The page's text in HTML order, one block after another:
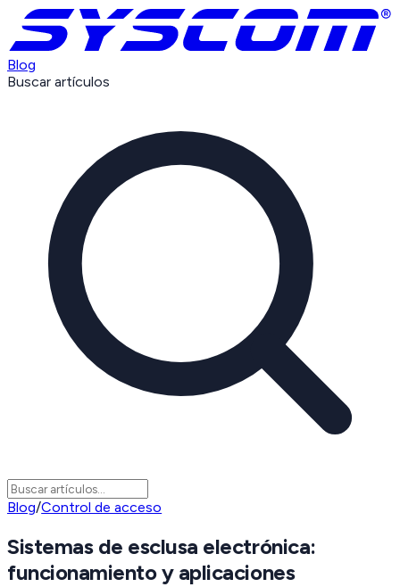
Blog
Buscar artículos
Blog/Control de acceso
Sistemas de esclusa electrónica:
funcionamiento y aplicaciones